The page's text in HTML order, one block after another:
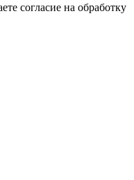
согласие на обработку